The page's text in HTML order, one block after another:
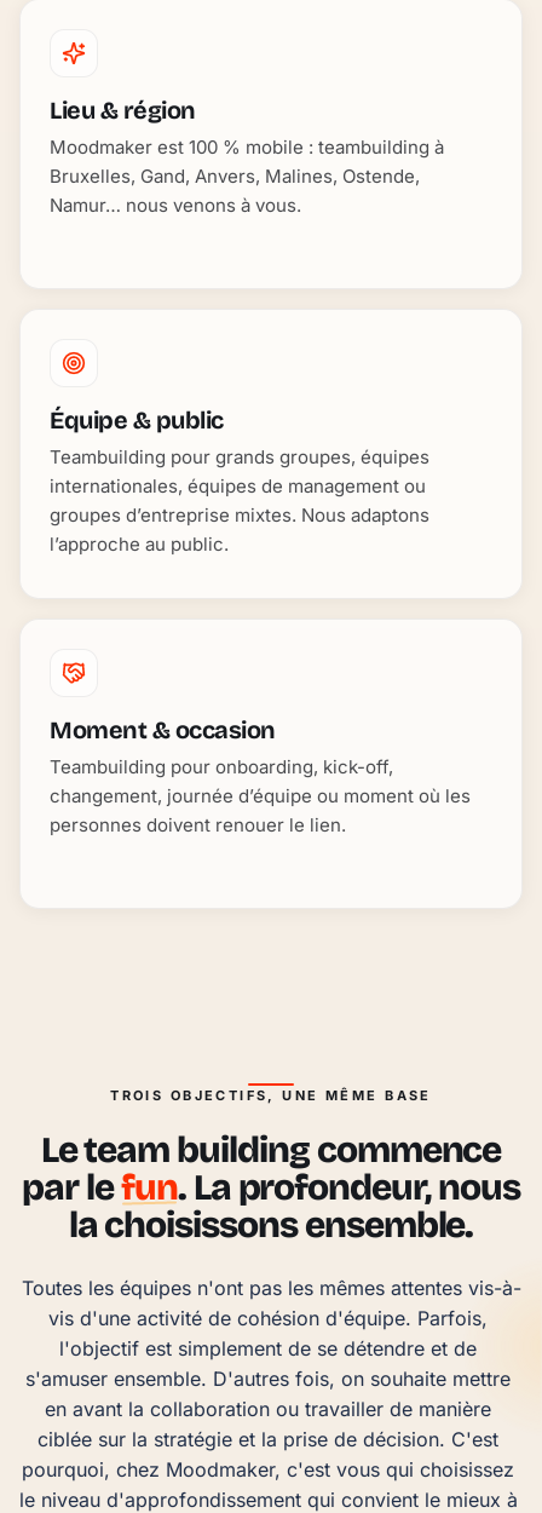
Lieu & région
Moodmaker est 100 % mobile : teambuilding à
Bruxelles, Gand, Anvers, Malines, Ostende,
Namur… nous venons à vous.
Équipe & public
Teambuilding pour grands groupes, équipes
internationales, équipes de management ou
groupes d’entreprise mixtes. Nous adaptons
l’approche au public.
Moment & occasion
Teambuilding pour onboarding, kick-off,
changement, journée d’équipe ou moment où les
personnes doivent renouer le lien.
TROIS OBJECTIFS, UNE MÊME BASE
Le team building commence
par lefun. La profondeur, nous
la choisissons ensemble.
Toutes les équipes n'ont pas les mêmes attentes vis-à-
vis d'une activité de cohésion d'équipe. Parfois,
l'objectif est simplement de se détendre et de
s'amuser ensemble. D'autres fois, on souhaite mettre
en avant la collaboration ou travailler de manière
ciblée sur la stratégie et la prise de décision. C'est
pourquoi, chez Moodmaker, c'est vous qui choisissez
le niveau d'approfondissement qui convient le mieux à